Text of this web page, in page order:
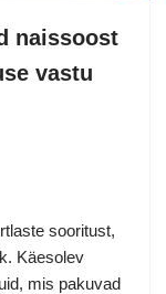
naissoost
vastu
sooritust,
Käesolev
mis pakuvad